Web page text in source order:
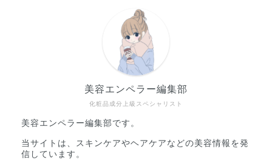
化粧品成分上級スペシャリスト
美容エンペラー編集部
美容エンペラー編集部です。
当サイトは、スキンケアやヘアケアなどの美容情報を発
信しています。